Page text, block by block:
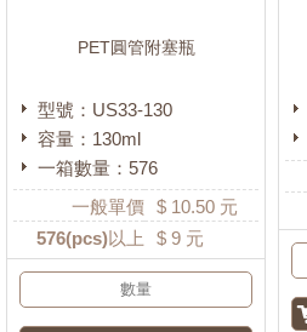
PET圓管附塞瓶
型號：US33-130
容量：130ml
一箱數量：576
一般單價 $ 10.50 元
576(pcs)以上 $ 9 元